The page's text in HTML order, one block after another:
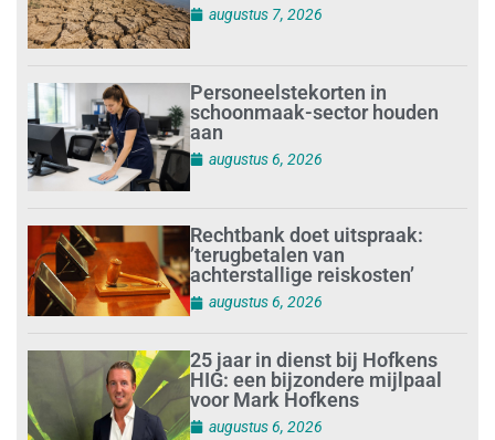
augustus 7, 2026
Personeelstekorten in
schoonmaak-sector houden
aan
augustus 6, 2026
Rechtbank doet uitspraak:
’terugbetalen van
achterstallige reiskosten’
augustus 6, 2026
25 jaar in dienst bij Hofkens
HIG: een bijzondere mijlpaal
voor Mark Hofkens
augustus 6, 2026